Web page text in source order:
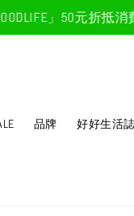
」50元折抵消費滿
品牌 好好生活誌